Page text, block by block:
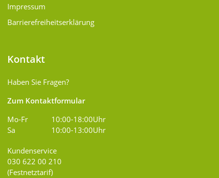
Impressum
Barrierefreiheitserklärung
Kontakt
Haben Sie Fragen?
Zum Kontaktformular
Mo-Fr
10:00-18:00Uhr
Sa
10:00-13:00Uhr
Kundenservice
030 622 00 210
(Festnetztarif)